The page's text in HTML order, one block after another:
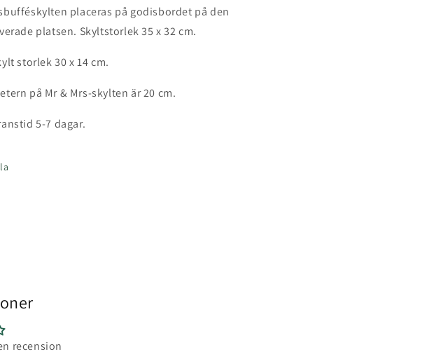
placeras på godisbordet på den
platsen. Skyltstorlek 35 x 32 cm.
storlek 30 x 14 cm.
på Mr & Mrs-skylten är 20 cm.
5-7 dagar.
recension